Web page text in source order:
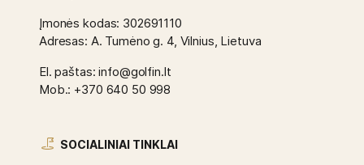
Įmonės kodas: 302691110
Adresas: A. Tumėno g. 4, Vilnius, Lietuva
El. paštas: info@golfin.lt
Mob.: +370 640 50 998
SOCIALINIAI TINKLAI